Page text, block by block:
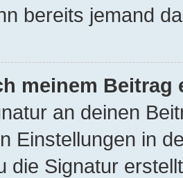
bereits jemand
meinem
an deinen
Einstellungen in
die Signatur